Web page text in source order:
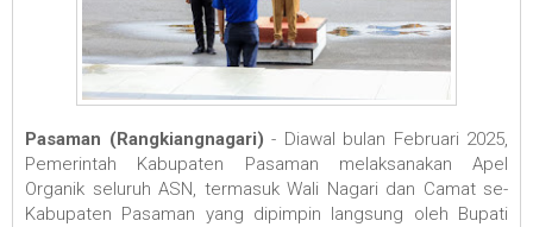
Pasaman (Rangkiangnagari) - Diawal bulan Februari 2025,
Pemerintah Kabupaten Pasaman melaksanakan Apel
Organik seluruh ASN, termasuk Wali Nagari dan Camat se-
Kabupaten Pasaman yang dipimpin langsung oleh Bupati